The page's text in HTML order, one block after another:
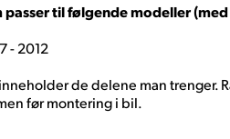
til følgende modeller
- 2012
de delene man trenger.
før montering i bil.